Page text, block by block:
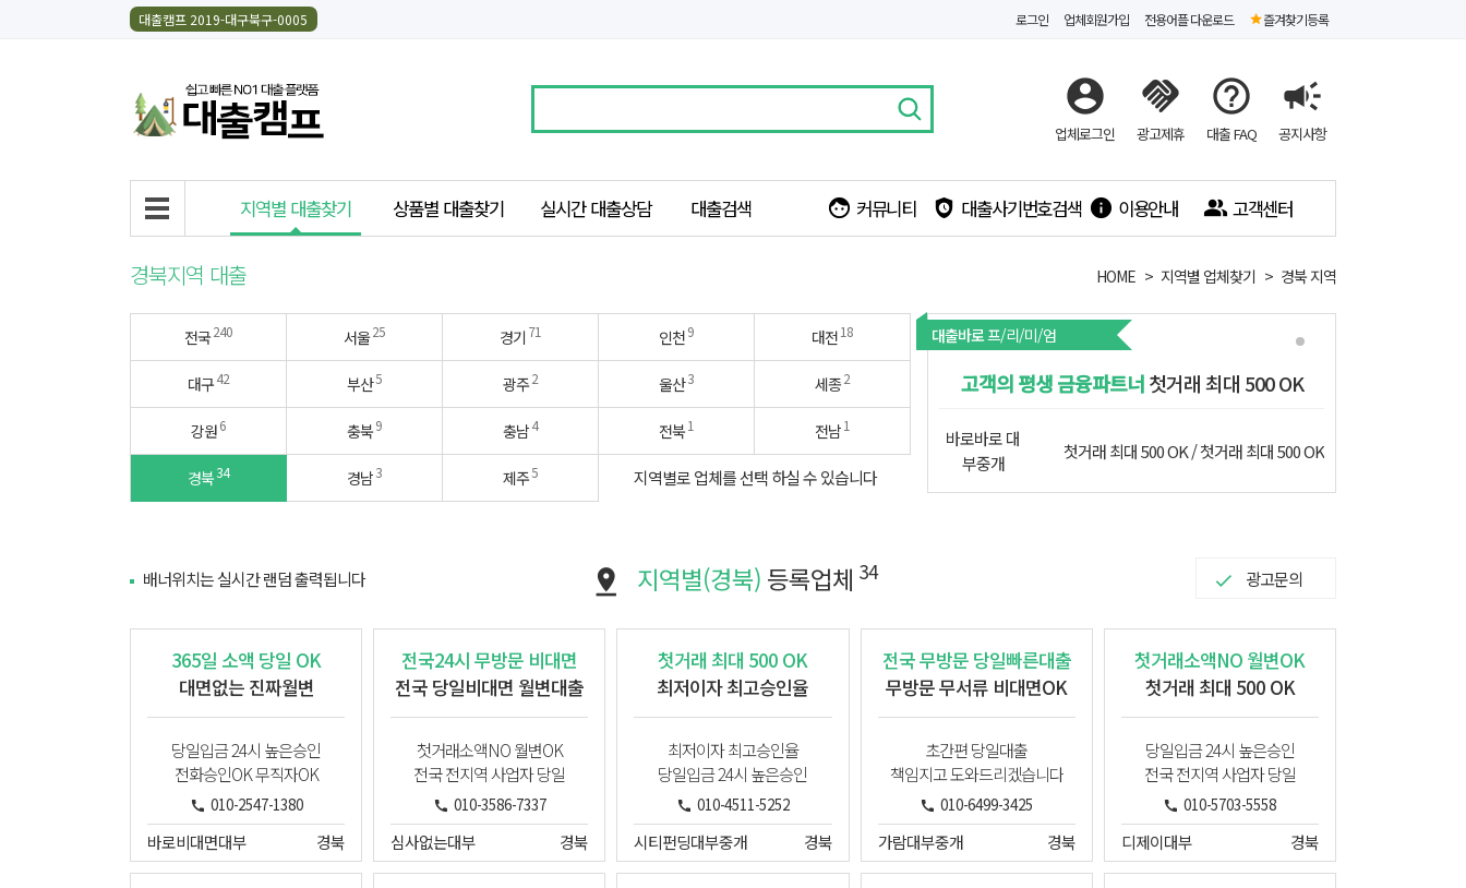
대출캠프 2019-대구북구-0005 로그인 업체회원가입 전용어플 다운로드 즐겨찾기등록
account_circle
업체로그인
handshake
광고제휴
help_outline
대출 FAQ
campaign
공지사항
지역별 대출찾기 상품별 대출찾기 실시간 대출상담 대출검색 face 커뮤니티 safety_check 대출사기번호검색 info 이용안내 people_alt 고객센터
경북지역 대출 HOME 지역별 업체찾기 경북 지역
전국240 서울25 경기 71 인천9 대전18
대구42 부산5 광주2 울산3 세종2
강원6 충북9 충남4 전북1 전남1
경북34 경남3 제주5 지역별로 업체를 선택 하실 수 있습니다
대출바로프/리/미/엄
고객의 평생 금융파트너 첫거래 최대 500 OK
바로바로 대
부중개
첫거래 최대 500 OK 첫거래 최대 500 OK
배너위치는 실시간 랜덤 출력됩니다 지역별(경북) 등록업체 34 광고문의
365일 소액 당일 OK
대면없는 진짜월변
당일입금 24시 높은승인
전화승인OK 무직자OK
010-2547-1380
바로비대면대부 경북
전국24시 무방문 비대면
전국 당일비대면 월변대출
첫거래소액NO 월변OK
전국 전지역 사업자 당일
010-3586-7337
심사없는대부 경북
첫거래 최대 500 OK
최저이자 최고승인율
최저이자 최고승인율
당일입금 24시 높은승인
010-4511-5252
시티펀딩대부중개 경북
전국 무방문 당일빠른대출
무방문 무서류 비대면OK
초간편 당일대출
책임지고 도와드리겠습니다
010-6499-3425
가람대부중개 경북
첫거래소액NO 월변OK
첫거래 최대 500 OK
당일입금 24시 높은승인
전국 전지역 사업자 당일
010-5703-5558
디제이대부 경북